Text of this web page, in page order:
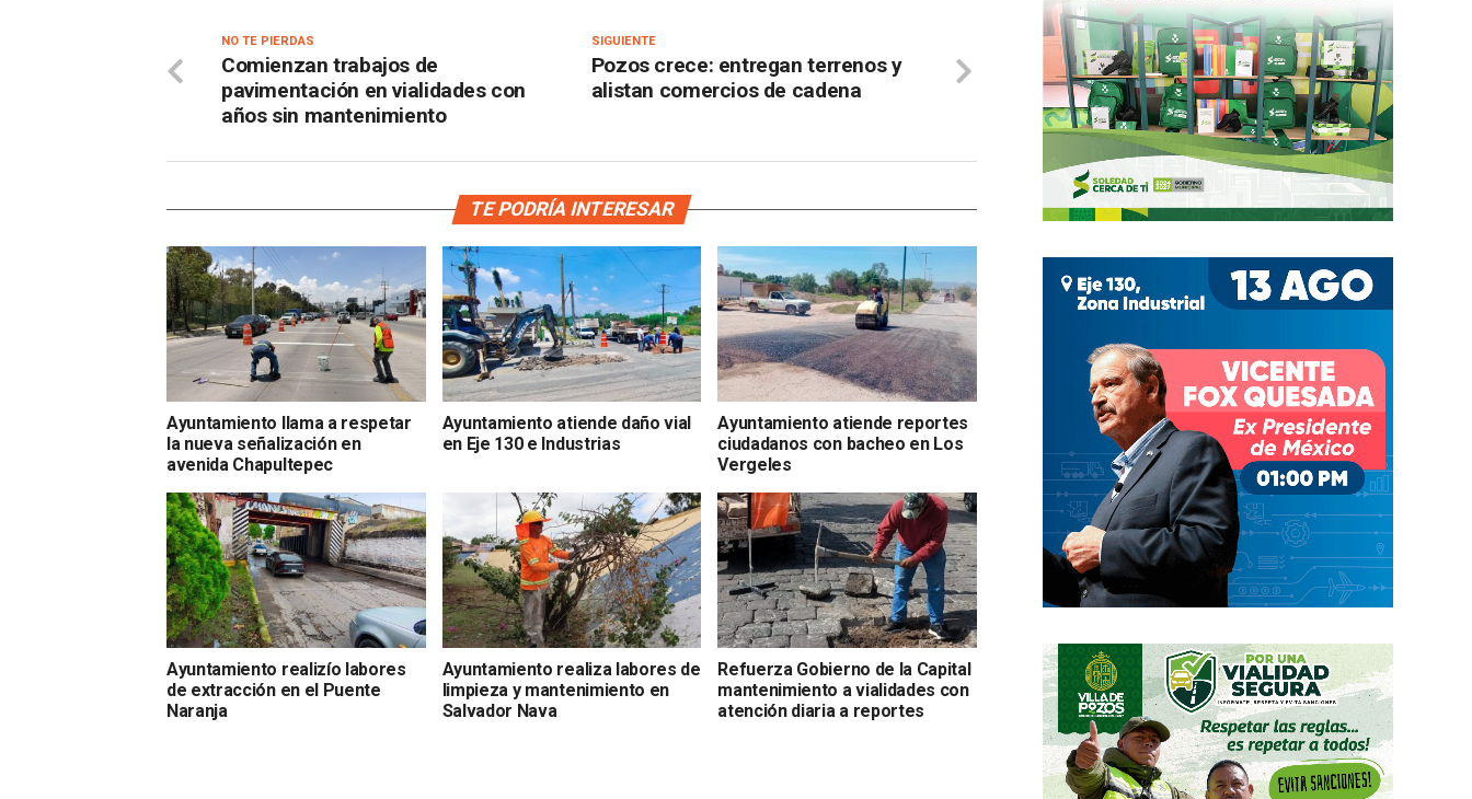
SIGUIENTE
Pozos crece: entregan terrenos y
alistan comercios de cadena
NO TE PIERDAS
Comienzan trabajos de
pavimentación en vialidades con
años sin mantenimiento
TE PODRÍA INTERESAR
Ayuntamiento llama a respetar
la nueva señalización en
avenida Chapultepec
Ayuntamiento atiende daño vial
en Eje 130 e Industrias
Ayuntamiento atiende reportes
ciudadanos con bacheo en Los
Vergeles
Ayuntamiento realizío labores
de extracción en el Puente
Naranja
Ayuntamiento realiza labores de
limpieza y mantenimiento en
Salvador Nava
Refuerza Gobierno de la Capital
mantenimiento a vialidades con
atención diaria a reportes